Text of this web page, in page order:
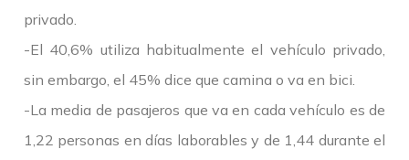
privado.
-El 40,6% utiliza habitualmente el vehículo privado,
sin embargo, el 45% dice que camina o va en bici.
-La media de pasajeros que va en cada vehículo es de
1,22 personas en días laborables y de 1,44 durante el